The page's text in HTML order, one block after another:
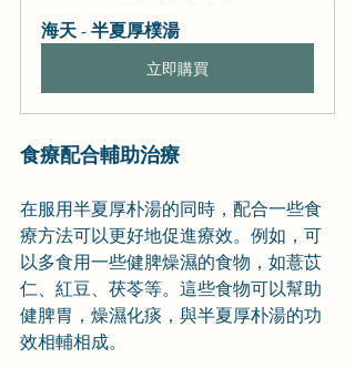
海天 - 半夏厚樸湯
立即購買
食療配合輔助治療
在服用半夏厚朴湯的同時，配合一些食
療方法可以更好地促進療效。例如，可
以多食用一些健脾燥濕的食物，如薏苡
仁、紅豆、茯苓等。這些食物可以幫助
健脾胃，燥濕化痰，與半夏厚朴湯的功
效相輔相成。